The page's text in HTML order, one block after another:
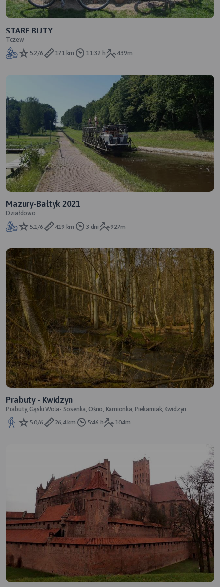
STARE BUTY
Tczew
5.2/6
171 km 11:32 h 439m
Mazury-Bałtyk 2021
Działdowo
5.1/6
419 km 3 dni 927m
Prabuty - Kwidzyn
Prabuty, Gąski Wola- Sosenka, Ośno, Kamionka, Piekarniak, Kwidzyn
5.0/6
26,4 km 5:46 h 104m